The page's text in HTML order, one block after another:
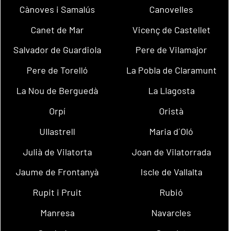
Cànoves i Samalús
Canovelles
Canet de Mar
Vicenç de Castellet
Salvador de Guardiola
Pere de Vilamajor
Pere de Torelló
La Pobla de Claramunt
La Nou de Berguedà
La Llagosta
Orpí
Oristà
Ullastrell
Maria d´Oló
Julià de Vilatorta
Joan de Vilatorrada
Jaume de Frontanyà
Iscle de Vallalta
Rupit i Pruit
Rubió
Manresa
Navarcles